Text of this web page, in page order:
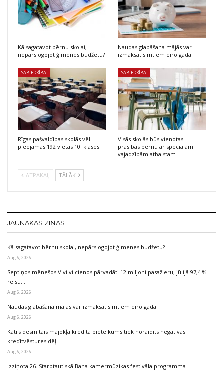
Kā sagatavot bērnu skolai,
nepārslogojot ģimenes budžetu?
Naudas glabāšana mājās var
izmaksāt simtiem eiro gadā
SABIEDRĪBA
Rīgas pašvaldības skolās vēl
pieejamas 192 vietas 10. klasēs
SABIEDRĪBA
Visās skolās būs vienotas
prasības bērnu ar speciālām
vajadzībām atbalstam
ATPAKAĻ TĀLĀK
JAUNĀKĀS ZIŅAS
Kā sagatavot bērnu skolai, nepārslogojot ģimenes budžetu?
Aug 6, 2026
Septiņos mēnešos Vivi vilcienos pārvadāti 12 miljoni pasažieru; jūlijā 97,4 %
reisu…
Aug 6, 2026
Naudas glabāšana mājās var izmaksāt simtiem eiro gadā
Aug 6, 2026
Katrs desmitais mājokļa kredīta pieteikums tiek noraidīts negatīvas
kredītvēstures dēļ
Aug 6, 2026
Izziņota 26. Starptautiskā Baha kamermūzikas festivāla programma